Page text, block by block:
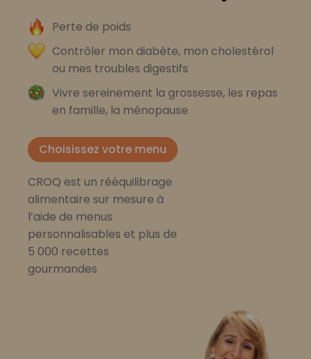
Perte de poids
Contrôler mon diabète, mon cholestérol
ou mes troubles digestifs
Vivre sereinement la grossesse, les repas
en famille, la ménopause
Choisissez votre menu
CROQ est un rééquilibrage
alimentaire sur mesure à
l’aide de menus
personnalisables et plus de
5 000 recettes
gourmandes